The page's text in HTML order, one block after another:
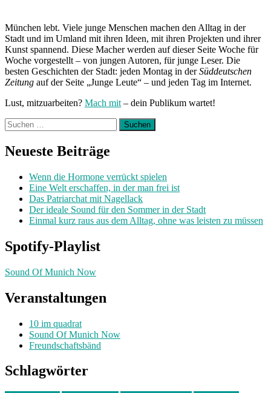
München lebt. Viele junge Menschen machen den Alltag in der
Stadt und im Umland mit ihren Ideen, mit ihren Projekten und ihrer
Kunst spannend. Diese Macher werden auf dieser Seite Woche für
Woche vorgestellt – von jungen Autoren, für junge Leser. Die
besten Geschichten der Stadt: jeden Montag in derSüddeutschen
Zeitung auf der Seite „Junge Leute“ – und jeden Tag im Internet.
Lust, mitzuarbeiten? Mach mit – dein Publikum wartet!
Suchen
nach:
Neueste Beiträge
Wenn die Hormone verrückt spielen
Eine Welt erschaffen, in der man frei ist
Das Patriarchat mit Nagellack
Der ideale Sound für den Sommer in der Stadt
Einmal kurz raus aus dem Alltag, ohne was leisten zu müssen
Spotify-Playlist
Sound Of Munich Now
Veranstaltungen
10 im quadrat
Sound Of Munich Now
Freundschaftsbänd
Schlagwörter